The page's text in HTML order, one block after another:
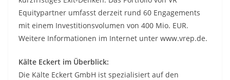
Equitypartner umfasst derzeit rund 60 Engagements
mit einem Investitionsvolumen von 400 Mio. EUR.
Weitere Informationen im Internet unter www.vrep.de.
Kälte Eckert im Überblick:
Die Kälte Eckert GmbH ist spezialisiert auf den